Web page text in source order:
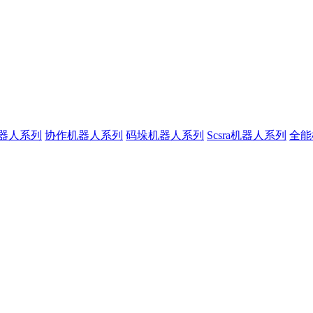
人系列 协作机器人系列 码垛机器人系列 Scsra机器人系列 全